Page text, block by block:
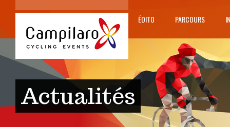
ÉDITO PARCOURS
Actualités